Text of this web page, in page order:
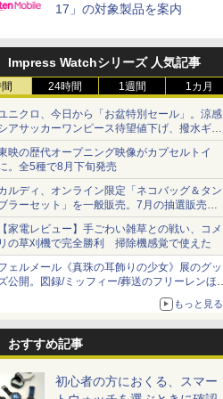
17」の対象製品を案内
Impress Watchシリーズ 人気記事
24時間 1週間 1カ月
ニクロ、今日から「お盆特別セール」。涼感
アサッカーワンピース待望値下げ、撥水ギア
ョーツは1990円に
映の歴代オープニング映像がカプセルトイ
。全5種で8月下旬発売
ルディ、オンライン限定「ネコバッグ＆タン
ラーセット」を一般販売。7月の抽選販売の
選無効分
家電レビュー】手ごわい雑草との戦い、コメ
の草刈機で完全勝利 掃除機感覚で使えた
ェルメール《真珠の耳飾りの少女》展のグッ
公開。図録/ミッフィー/葬送のフリーレンほ
もっと見る
おすすめ記事
初心者の方におくる、スマー